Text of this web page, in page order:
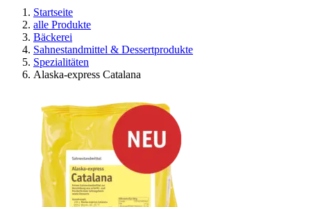
Startseite
alle Produkte
Bäckerei
Sahnestandmittel & Dessertprodukte
Spezialitäten
Alaska-express Catalana